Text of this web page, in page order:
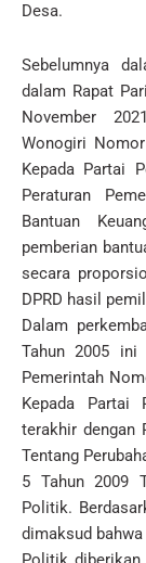
Desa.
Sebelumnya
dalam Rapat
November
Wonogiri
Kepada Partai
Peraturan
Bantuan
pemberian
secara
DPRD hasil
Dalam
Tahun 2005 ini
Pemerintah
Kepada Partai
terakhir dengan
Tentang
5 Tahun 2009
Politik.
dimaksud